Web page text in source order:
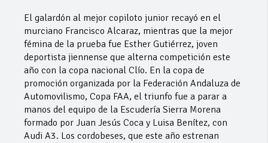
El galardón al mejor copiloto junior recayó en el
murciano Francisco Alcaraz, mientras que la mejor
fémina de la prueba fue Esther Gutiérrez, joven
deportista jiennense que alterna competición este
año con la copa nacional Clío. En la copa de
promoción organizada por la Federación Andaluza de
Automovilismo, Copa FAA, el triunfo fue a parar a
manos del equipo de la Escudería Sierra Morena
formado por Juan Jesús Coca y Luisa Benítez, con
Audi A3. Los cordobeses, que este año estrenan